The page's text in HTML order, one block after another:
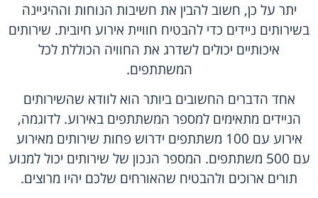
יתר על כן, חשוב להבין את חשיבות הנוחות וההיגיינה
בשירותים ניידים כדי להבטיח חוויית אירוע חיובית. שירותים
איכותיים יכולים לשדרג את החוויה הכוללת לכל
המשתתפים.
אחד הדברים החשובים ביותר הוא לוודא שהשירותים
הניידים מתאימים למספר המשתתפים באירוע. לדוגמה,
אירוע עם 100 משתתפים ידרוש פחות שירותים מאירוע
עם 500 משתתפים. המספר הנכון של שירותים יכול למנוע
תורים ארוכים ולהבטיח שהאורחים שלכם יהיו מרוצים.